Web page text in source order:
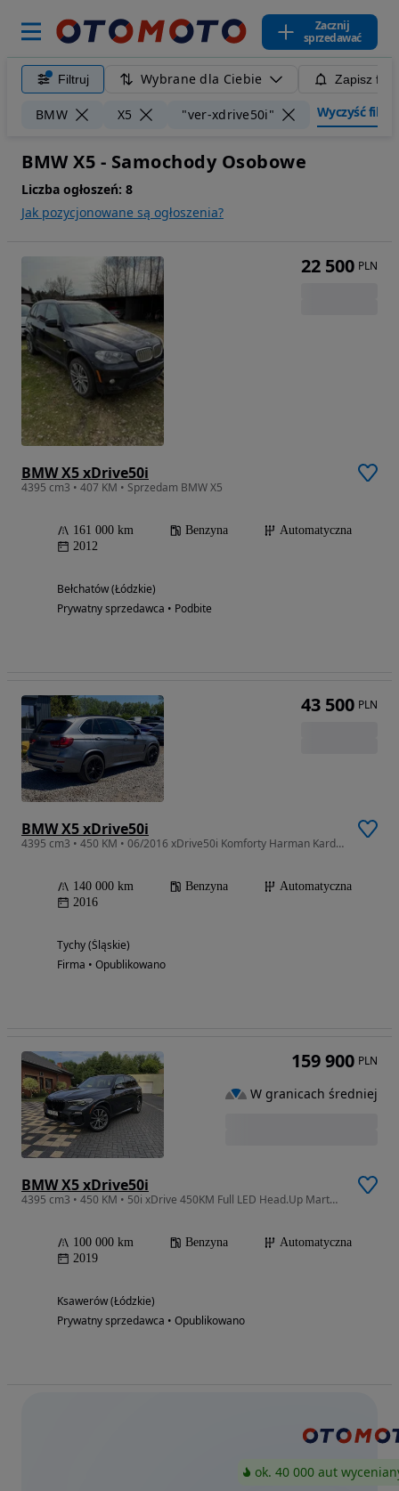
Zacznij
sprzedawać
Filtruj Wybrane dla Ciebie Zapisz
BMW X5 "ver-xdrive50i" Wyczyść filtry
BMW X5 - Samochody Osobowe
Liczba ogłoszeń: 8
Jak pozycjonowane są ogłoszenia?
BMW X5 xDrive50i
4395 cm3 • 407 KM • Sprzedam BMW X5
161 000 km Benzyna
Automatyczna
2012
Bełchatów (Łódzkie)
Prywatny sprzedawca • Podbite
22 500 PLN
BMW X5 xDrive50i
4395 cm3 • 450 KM • 06/2016 xDrive50i Komforty Harman Kardon LiveCockpit Zarejestrowany PL
140 000 km Benzyna
Automatyczna
2016
Tychy (Śląskie)
Firma • Opublikowano
43 500 PLN
BMW X5 xDrive50i
4395 cm3 • 450 KM • 50i xDrive 450KM Full LED Head.Up Martwe Pole Harman Kardon Panorama
100 000 km Benzyna
Automatyczna
2019
Ksawerów (Łódzkie)
Prywatny sprzedawca • Opublikowano
159 900 PLN
W granicach średniej
ok. 40 000 aut